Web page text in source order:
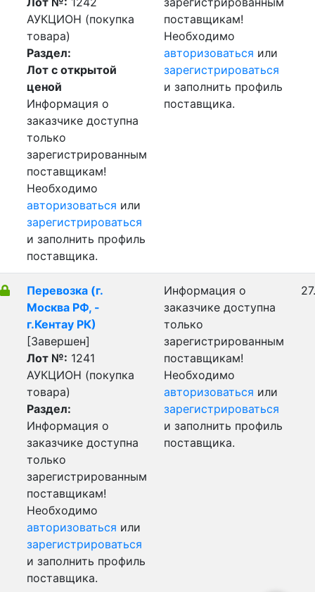
АУКЦИОН (покупка
товара)
Раздел:
Лот с открытой
ценой
Информация о
заказчике доступна
только
зарегистрированным
поставщикам!
Необходимо
авторизоваться или
зарегистрироваться
и заполнить профиль
поставщика.
поставщикам!
Необходимо
авторизоваться или
зарегистрироваться
и заполнить профиль
поставщика.
Перевозка (г.
Москва РФ, -
г.Кентау РК)
[Завершен]
Лот №: 1241
АУКЦИОН (покупка
товара)
Раздел:
Информация о
заказчике доступна
только
зарегистрированным
поставщикам!
Необходимо
авторизоваться или
зарегистрироваться
и заполнить профиль
поставщика.
Информация о
заказчике доступна
только
зарегистрированным
поставщикам!
Необходимо
авторизоваться или
зарегистрироваться
и заполнить профиль
поставщика.